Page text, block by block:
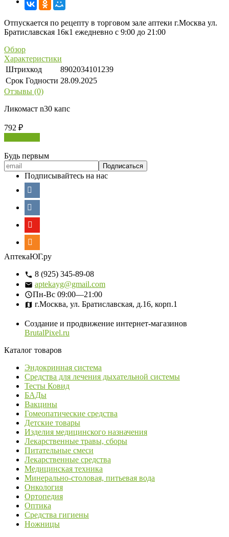
Отпускается по рецепту в торговом зале аптеки г.Москва ул.
Братиславская 16к1 ежедневно с 9:00 до 21:00
Обзор
Характеристики
Штрихкод
8902034101239
Срок Годности 28.09.2025
Отзывы (0)
Ликомаст n30 капс
792 ₽
Будь первым
Подписывайтесь на нас
АптекаЮГ.ру
8 (925) 345-89-08
aptekayg@gmail.com
Пн-Вс 09:00—21:00
г.Москва, ул. Братиславская, д.16, корп.1
Создание и продвижение интернет-магазинов
BrutalPixel.ru
Каталог товаров
Эндокринная система
Средства для лечения дыхательной системы
Тесты Ковид
БАДы
Вакцины
Гомеопатические средства
Детские товары
Изделия медицинского назначения
Лекарственные травы, сборы
Питательные смеси
Лекарственные средства
Медицинская техника
Минерально-столовая, питьевая вода
Онкология
Ортопедия
Оптика
Средства гигиены
Ножницы